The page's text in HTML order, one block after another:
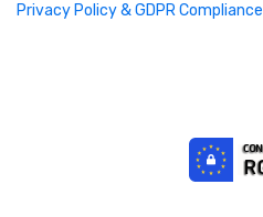
Privacy Policy & GDPR Compliance